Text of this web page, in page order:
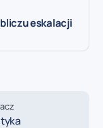
eskalacji